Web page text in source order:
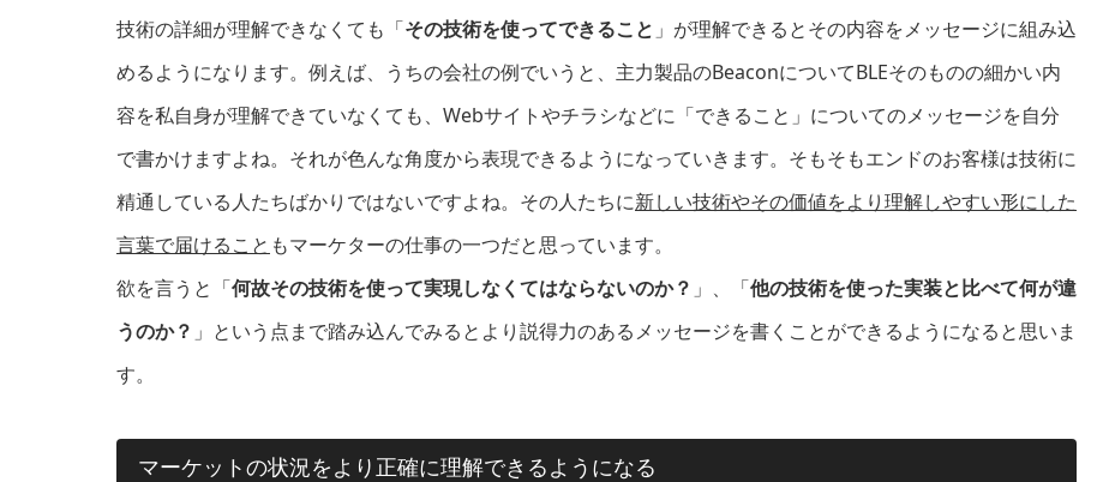
技術の詳細が理解できなくても「その技術を使ってできること 」が理解できるとその内容をメッセージに組み込
めるようになります。例えば、うちの会社の例でいうと、主力製品のBeaconについてBLEそのものの細かい内
容を私自身が理解できていなくても、Webサイトやチラシなどに「できること」についてのメッセージを自分
で書かけますよね。それが色んな角度から表現できるようになっていきます。そもそもエンドのお客様は技術に
精通している人たちばかりではないですよね。その人たちに新しい技術やその価値をより理解しやすい形にした
言葉で届けること もマーケターの仕事の一つだと思っています。
欲を言うと「何故その技術を使って実現しなくてはならないのか？ 」、「他の技術を使った実装と比べて何が違
うのか？ 」という点まで踏み込んでみるとより説得力のあるメッセージを書くことができるようになると思いま
す。
マーケットの状況をより正確に理解できるようになる